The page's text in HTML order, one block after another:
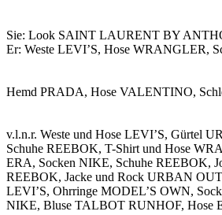
Sie: Look SAINT LAURENT BY
Er: Weste LEVI’S, Hose WRANGLER,
Hemd PRADA, Hose VALENTINO,
v.l.n.r. Weste und Hose LEVI’S, Gürtel
Schuhe REEBOK, T-Shirt und Hose
ERA, Socken NIKE, Schuhe REEBOK,
REEBOK, Jacke und Rock URBAN
LEVI’S, Ohrringe MODEL’S OWN,
NIKE, Bluse TALBOT RUNHOF, Hose